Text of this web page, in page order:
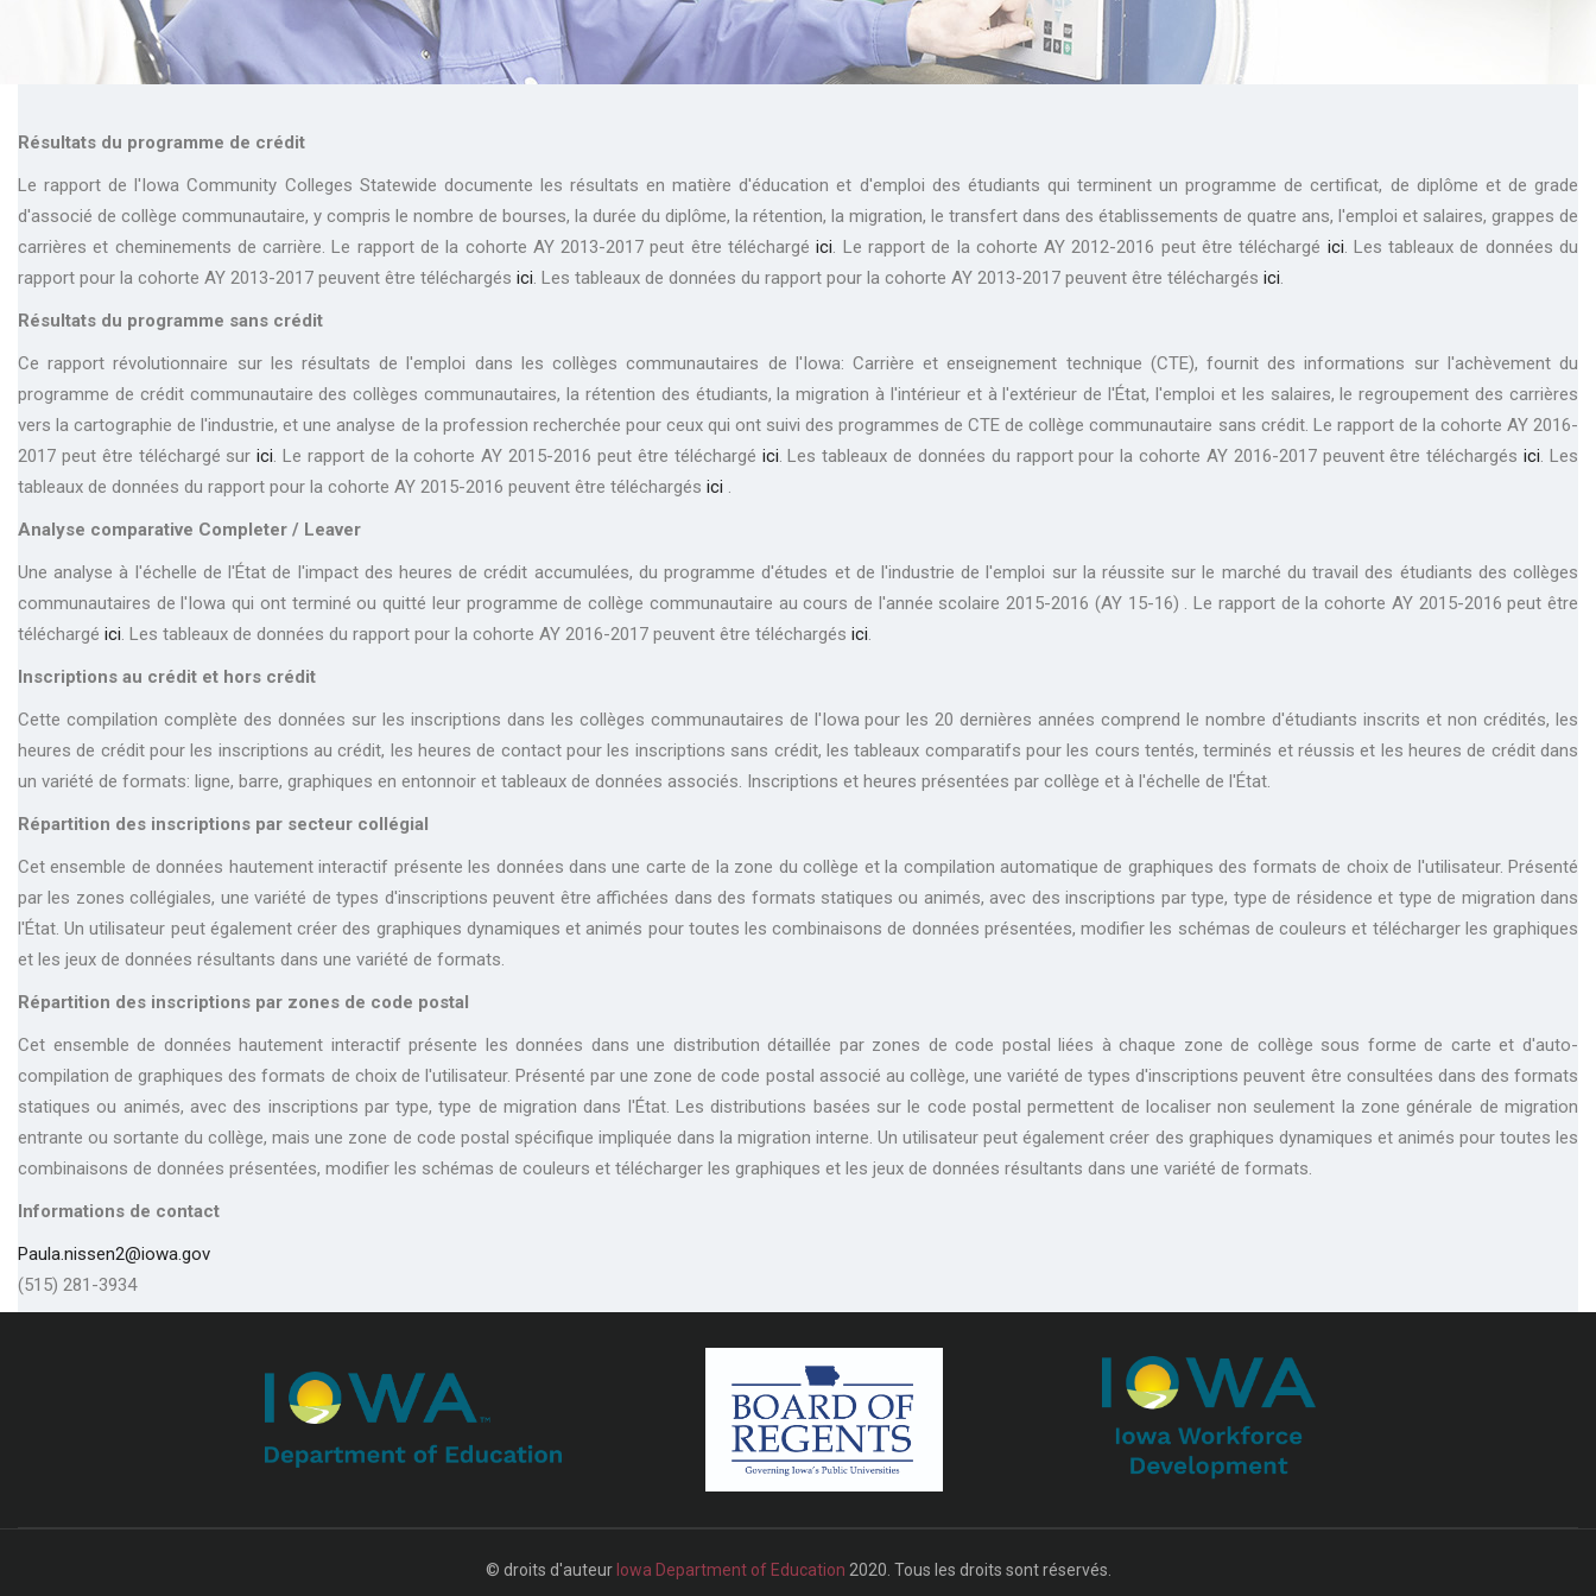
Résultats du programme de crédit
Le rapport de l'Iowa Community Colleges Statewide documente les résultats en matière d'éducation et d'emploi des étudiants qui terminent un programme de certificat, de diplôme et de grade
d'associé de collège communautaire, y compris le nombre de bourses, la durée du diplôme, la rétention, la migration, le transfert dans des établissements de quatre ans, l'emploi et salaires, grappes de
carrières et cheminements de carrière. Le rapport de la cohorte AY 2013-2017 peut être téléchargéici. Le rapport de la cohorte AY 2012-2016 peut être téléchargé ici. Les tableaux de données du
rapport pour la cohorte AY 2013-2017 peuvent être téléchargés ici. Les tableaux de données du rapport pour la cohorte AY 2013-2017 peuvent être téléchargés ici.
Résultats du programme sans crédit
Ce rapport révolutionnaire sur les résultats de l'emploi dans les collèges communautaires de l'Iowa: Carrière et enseignement technique (CTE), fournit des informations sur l'achèvement du
programme de crédit communautaire des collèges communautaires, la rétention des étudiants, la migration à l'intérieur et à l'extérieur de l'État, l'emploi et les salaires, le regroupement des carrières
vers la cartographie de l'industrie, et une analyse de la profession recherchée pour ceux qui ont suivi des programmes de CTE de collège communautaire sans crédit. Le rapport de la cohorte AY 2016-
2017 peut être téléchargé surici. Le rapport de la cohorte AY 2015-2016 peut être téléchargé ici. Les tableaux de données du rapport pour la cohorte AY 2016-2017 peuvent être téléchargésici. Les
tableaux de données du rapport pour la cohorte AY 2015-2016 peuvent être téléchargés ici .
Analyse comparative Completer / Leaver
Une analyse à l'échelle de l'État de l'impact des heures de crédit accumulées, du programme d'études et de l'industrie de l'emploi sur la réussite sur le marché du travail des étudiants des collèges
communautaires de l'Iowa qui ont terminé ou quitté leur programme de collège communautaire au cours de l'année scolaire 2015-2016 (AY 15-16) . Le rapport de la cohorte AY 2015-2016 peut être
téléchargé ici. Les tableaux de données du rapport pour la cohorte AY 2016-2017 peuvent être téléchargés ici.
Inscriptions au crédit et hors crédit
Cette compilation complète des données sur les inscriptions dans les collèges communautaires de l'Iowa pour les 20 dernières années comprend le nombre d'étudiants inscrits et non crédités, les
heures de crédit pour les inscriptions au crédit, les heures de contact pour les inscriptions sans crédit, les tableaux comparatifs pour les cours tentés, terminés et réussis et les heures de crédit dans
un variété de formats: ligne, barre, graphiques en entonnoir et tableaux de données associés. Inscriptions et heures présentées par collège et à l'échelle de l'État.
Répartition des inscriptions par secteur collégial
Cet ensemble de données hautement interactif présente les données dans une carte de la zone du collège et la compilation automatique de graphiques des formats de choix de l'utilisateur. Présenté
par les zones collégiales, une variété de types d'inscriptions peuvent être affichées dans des formats statiques ou animés, avec des inscriptions par type, type de résidence et type de migration dans
l'État. Un utilisateur peut également créer des graphiques dynamiques et animés pour toutes les combinaisons de données présentées, modifier les schémas de couleurs et télécharger les graphiques
et les jeux de données résultants dans une variété de formats.
Répartition des inscriptions par zones de code postal
Cet ensemble de données hautement interactif présente les données dans une distribution détaillée par zones de code postal liées à chaque zone de collège sous forme de carte et d'auto-
compilation de graphiques des formats de choix de l'utilisateur. Présenté par une zone de code postal associé au collège, une variété de types d'inscriptions peuvent être consultées dans des formats
statiques ou animés, avec des inscriptions par type, type de migration dans l'État. Les distributions basées sur le code postal permettent de localiser non seulement la zone générale de migration
entrante ou sortante du collège, mais une zone de code postal spécifique impliquée dans la migration interne. Un utilisateur peut également créer des graphiques dynamiques et animés pour toutes les
combinaisons de données présentées, modifier les schémas de couleurs et télécharger les graphiques et les jeux de données résultants dans une variété de formats.
Informations de contact
Paula.nissen2@iowa.gov
(515) 281-3934
© droits d'auteur Iowa Department of Education 2020. Tous les droits sont réservés.